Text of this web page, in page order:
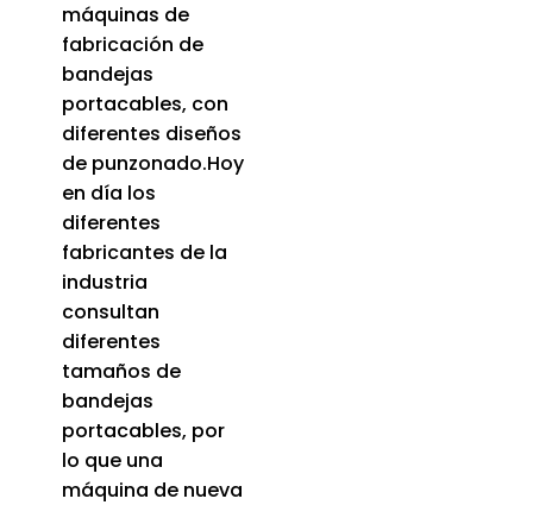
máquinas de
fabricación de
bandejas
portacables, con
diferentes diseños
de punzonado.Hoy
en día los
diferentes
fabricantes de la
industria
consultan
diferentes
tamaños de
bandejas
portacables, por
lo que una
máquina de nueva